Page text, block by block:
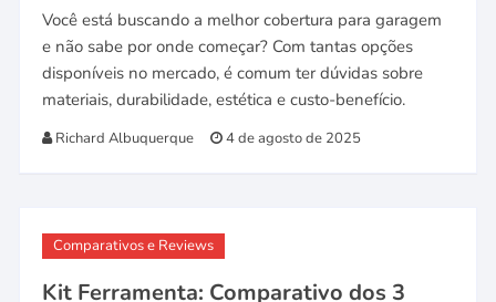
Você está buscando a melhor cobertura para garagem
e não sabe por onde começar? Com tantas opções
disponíveis no mercado, é comum ter dúvidas sobre
materiais, durabilidade, estética e custo-benefício.
Richard Albuquerque 4 de agosto de 2025
Comparativos e Reviews
Kit Ferramenta: Comparativo dos 3